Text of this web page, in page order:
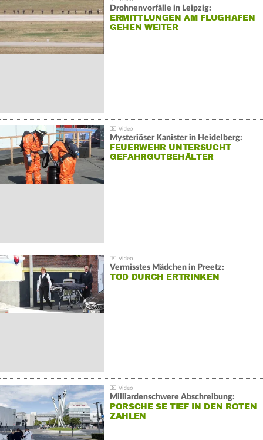
Drohnenvorfälle in Leipzig:
ERMITTLUNGEN AM FLUGHAFEN
GEHEN WEITER
Mysteriöser Kanister in Heidelberg:
FEUERWEHR UNTERSUCHT
GEFAHRGUTBEHÄLTER
Vermisstes Mädchen in Preetz:
TOD DURCH ERTRINKEN
Milliardenschwere Abschreibung:
PORSCHE SE TIEF IN DEN ROTEN
ZAHLEN